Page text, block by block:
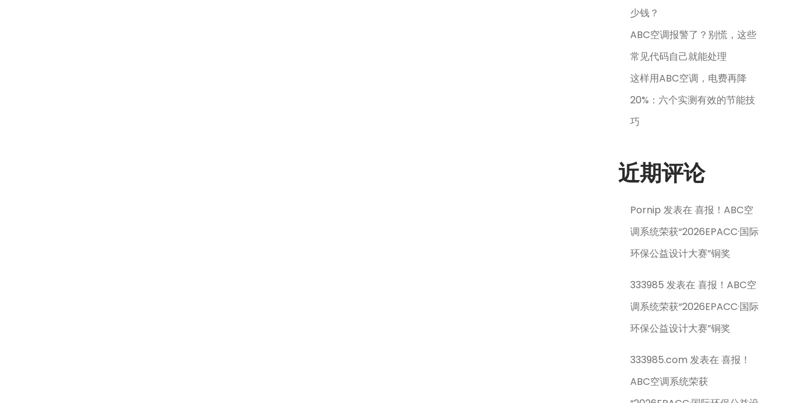
少钱？
ABC空调报警了？别慌，这些
常见代码自己就能处理
这样用ABC空调，电费再降
20%：六个实测有效的节能技
巧
近期评论
Pornip 发表在喜报！ABC空
调系统荣获“2026EPACC·国际
环保公益设计大赛”铜奖
333985 发表在喜报！ABC空
调系统荣获“2026EPACC·国际
环保公益设计大赛”铜奖
333985.com 发表在喜报！
ABC空调系统荣获